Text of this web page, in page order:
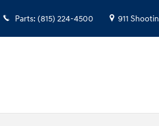
Parts: (815) 224-4500 911